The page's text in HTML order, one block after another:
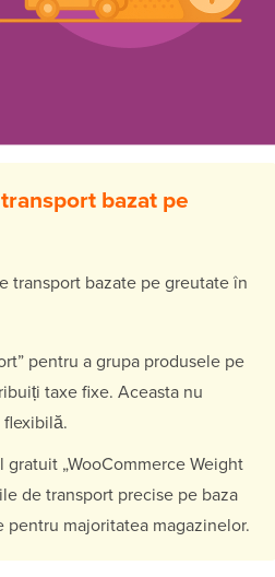
bazat pe
transport bazate pe greutate în
pentru a grupa produsele pe
taxe fixe. Aceasta nu
„WooCommerce Weight
de transport precise pe baza
majoritatea magazinelor.